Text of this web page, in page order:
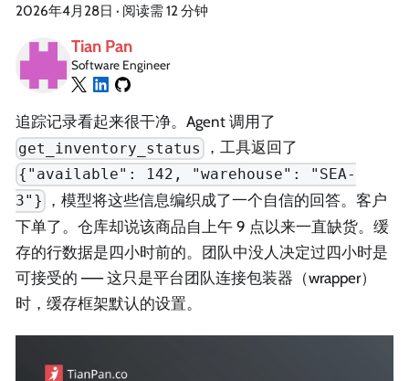
2026年4月28日 · 阅读需 12 分钟
Tian Pan
Software Engineer
追踪记录看起来很干净。Agent 调用了
get_inventory_status ，工具返回了
{"available": 142, "warehouse": "SEA-
3"}
，模型将这些信息编织成了一个自信的回答。客户
下单了。仓库却说该商品自上午 9 点以来一直缺货。缓
存的行数据是四小时前的。团队中没人决定过四小时是
可接受的 —— 这只是平台团队连接包装器（wrapper）
时，缓存框架默认的设置。